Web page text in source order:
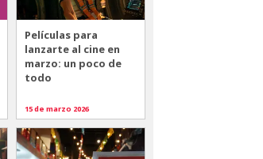
Películas para
lanzarte al cine en
marzo: un poco de
todo
15 de marzo 2026